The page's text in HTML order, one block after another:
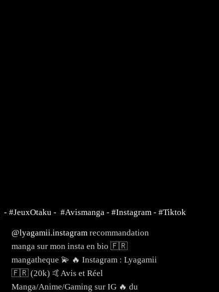
- #JeuxOtaku - #Avismanga - #Instagram - #Tiktok
@lyagamii.instagram recommandation
manga sur mon insta en bio 🇫🇷
mangatheque 💫 🔥 Instagram : Lyagamii
🇫🇷 (20k) 🤙Avis et Réel
Manga/Anime/Gaming sur IG 🔥 du